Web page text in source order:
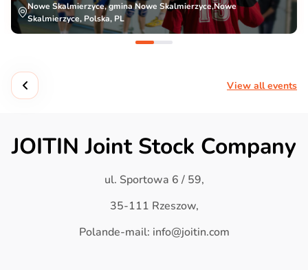
Nowe Skalmierzyce, gmina Nowe Skalmierzyce,Nowe
Skalmierzyce, Polska, PL
View all events
JOITIN Joint Stock Company
ul. Sportowa 6 / 59,
35-111 Rzeszow,
Polande-mail: info@joitin.com